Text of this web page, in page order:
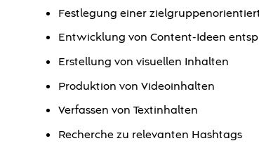
Festlegung einer
Entwicklung von Content-Ideen
Erstellung von visuellen Inhalten
Produktion von Videoinhalten
Verfassen von Textinhalten
Recherche zu relevanten Hashtags